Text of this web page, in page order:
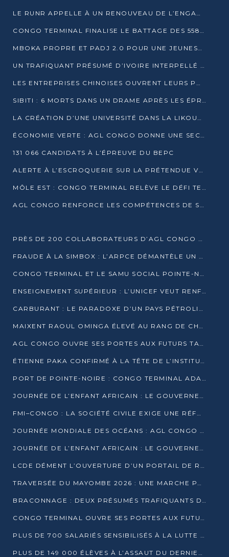
LE RUNR APPELLE À UN RENOUVEAU DE L’ENGAGEMENT MILITANT
CONGO TERMINAL FINALISE LE BATTAGE DES 558 PIEUX DU FUTUR QUAI DU MÔLE EST
MBOKA PROPRE ET PADJ 2.0 POUR UNE JEUNESSE PLUS AUTONOME
UN TRAFIQUANT PRÉSUMÉ D’IVOIRE INTERPELLÉ À DOLISIE
LES ENTREPRISES CHINOISES OUVRENT LEURS PORTES AUX JEUNES DIPLÔMÉS
SIBITI : 6 MORTS DANS UN DRAME APRÈS LES ÉPREUVES DU BEPC
LA CRÉATION D’UNE UNIVERSITÉ DANS LA LIKOUALA AU CŒUR D’UNE RÉFLEXION NATIONALE
ÉCONOMIE VERTE : AGL CONGO DONNE UNE SECONDE VIE À SES DÉCHETS INDUSTRIELS
131 066 CANDIDATS À L’ÉPREUVE DU BEPC
ALERTE À L’ESCROQUERIE SUR LA PRÉTENDUE VENTE DE PARCELLES AFAT
MÔLE EST : CONGO TERMINAL RELÈVE LE DÉFI TECHNIQUE DES SABLES BITUMINEUX
AGL CONGO RENFORCE LES COMPÉTENCES DE SES ÉQUIPES AVEC LA CERTIFICATION CACES® R483
PRÈS DE 200 COLLABORATEURS D’AGL CONGO EN FORMATION JUSQU’EN JUILLET
FRAUDE À LA SIMBOX : L’ARPCE DÉMANTÈLE UN RÉSEAU UTILISANT DES CARTES SIM OUGANDAISES
CONGO TERMINAL ET LE SAMU SOCIAL POINTE-NOIRE RENOUVELLENT LEUR PARTENARIAT EN FAVEUR DES JEUNES VULNÉRABLES
ENSEIGNEMENT SUPÉRIEUR : L’UNICEF VEUT RENFORCER LA RECHERCHE SUR LES QUESTIONS DE L’ENFANCE
CARBURANT : LE PARADOXE D’UN PAYS PÉTROLIER CONFRONTÉ À DES PÉNURIES RÉCURRENTES
MAIXENT RAOUL OMINGA ÉLEVÉ AU RANG DE CHEVALIER DE L’ORDRE DE L’AMITIÉ ENTRE LA RUSSIE ET LE CONGO
AGL CONGO OUVRE SES PORTES AUX FUTURS TALENTS DE LA LOGISTIQUE
ÉTIENNE PAKA CONFIRMÉ À LA TÊTE DE L’INSTITUT GÉOGRAPHIQUE NATIONAL
PORT DE POINTE-NOIRE : CONGO TERMINAL ADAPTE SON DRAGAGE AUX SABLES BITUMINEUX
JOURNÉE DE L’ENFANT AFRICAIN : LE GOUVERNEMENT RÉAFFIRME SON ENGAGEMENT POUR L’ACCÈS À L’EAU ET À L’ASSAINISSEMENT
FMI–CONGO : LA SOCIÉTÉ CIVILE EXIGE UNE RÉFORME DE LA FISCALITÉ PÉTROLIÈRE
JOURNÉE MONDIALE DES OCÉANS : AGL CONGO MOBILISE SES COLLABORATEURS POUR LA PRÉSERVATION DE LA BIODIVERSITÉ MARINE
JOURNÉE DE L’ENFANT AFRICAIN : LE GOUVERNEMENT MOBILISÉ POUR L’HYGIÈNE DANS LES ORPHELINATS
LCDE DÉMENT L’OUVERTURE D’UN PORTAIL DE RECRUTEMENT ET APPELLE À LA VIGILANCE
TRAVERSÉE DU MAYOMBE 2026 : UNE MARCHE POUR SENSIBILISER ET DÉPISTER AU DIABÈTE
BRACONNAGE : DEUX PRÉSUMÉS TRAFIQUANTS D’HIPPOPOTAME ÉCROUÉS À BRAZZAVILLE
CONGO TERMINAL OUVRE SES PORTES AUX FUTURS INGÉNIEURS DE L’UCAC-ICAM
PLUS DE 700 SALARIÉS SENSIBILISÉS À LA LUTTE CONTRE LA TUBERCULOSE À CONGO TERMINAL
PLUS DE 149 000 ÉLÈVES À L’ASSAUT DU DERNIER CEPE